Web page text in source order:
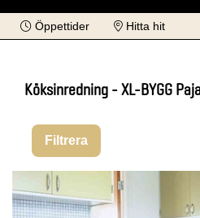
Öppettider Hitta hit
Köksinredning - XL-BYGG
Filtrera